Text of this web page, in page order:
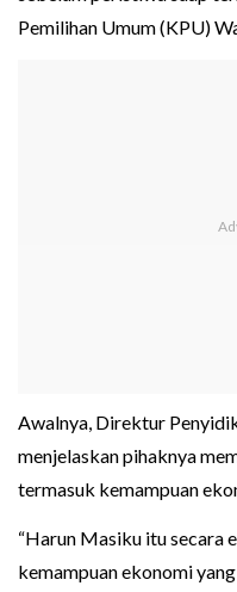
Pemilihan Umum (KPU)
Awalnya, Direktur
menjelaskan pihaknya
termasuk kemampuan
“Harun Masiku itu secara
kemampuan ekonomi